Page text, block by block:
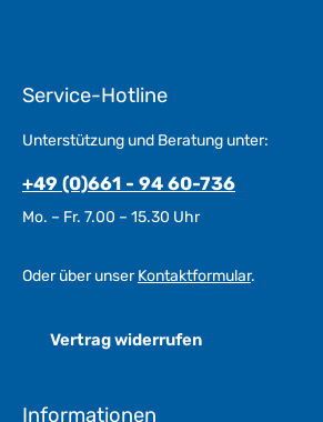
Service-Hotline
Unterstützung und Beratung unter:
+49 (0)661 - 94 60-736
Mo. – Fr. 7.00 – 15.30 Uhr
Oder über unserKontaktformular.
Vertrag widerrufen
Informationen